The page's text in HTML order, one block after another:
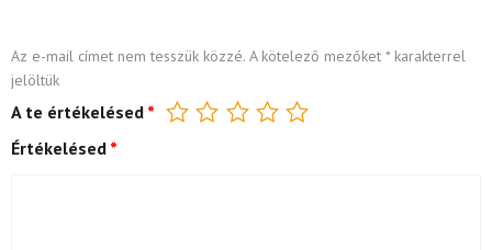
Az e-mail címet nem tesszük közzé. A kötelező mezőket *karakterrel
jelöltük
A te értékelésed *
Értékelésed *